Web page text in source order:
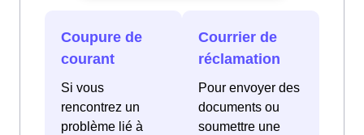
Coupure de
courant
Si vous
rencontrez un
problème lié à
Courrier de
réclamation
Pour envoyer des
documents ou
soumettre une